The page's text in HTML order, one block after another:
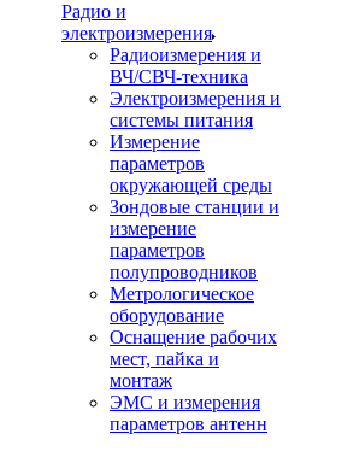
Радио и
электроизмерения
Радиоизмерения и
ВЧ/СВЧ-техника
Электроизмерения и
системы питания
Измерение
параметров
окружающей среды
Зондовые станции и
измерение
параметров
полупроводников
Метрологическое
оборудование
Оснащение рабочих
мест, пайка и
монтаж
ЭМС и измерения
параметров антенн